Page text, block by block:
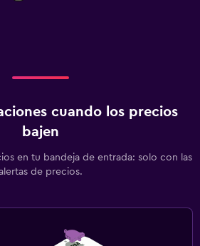
cuando los precios
bajen
en tu bandeja de entrada: solo con las
de precios.